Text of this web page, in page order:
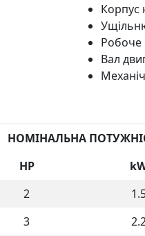
Корпус
Робоче
Вал
НОМІНАЛЬНА
HP
2
3